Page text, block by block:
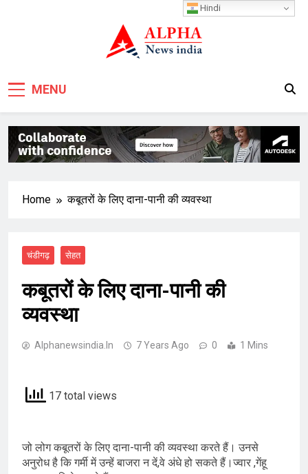
MENU
Home कबूतरों के लिए दाना-पानी की व्यवस्था
चंडीगढ़ सेहत
कबूतरों के लिए दाना-पानी की
व्यवस्था
Alphanewsindia.in 7 Years Ago 0 1 Mins
17 total views
जो लोग कबूतरों के लिए दाना-पानी की व्यवस्था करते हैं। उनसे
अनुरोध है कि गर्मी में उन्हें बाजरा न दें,वे अंधे हो सकते हैं।ज्वार ,गेंहू
Hindi